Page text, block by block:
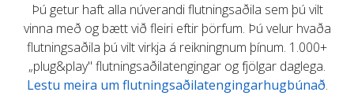
Þú getur haft alla núverandi flutningsaðila sem þú vilt
vinna með og bætt við fleiri eftir þörfum. Þú velur hvaða
flutningsaðila þú vilt virkja á reikningnum þínum. 1.000+
„plug&play" flutningsaðilatengingar og fjölgar daglega.
Lestu meira um flutningsaðilatengingarhugbúnað.